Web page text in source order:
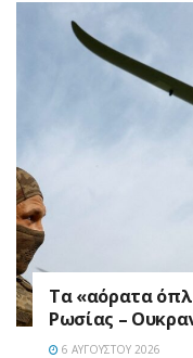
Τα «αόρατα
Ρωσίας –
6 ΑΥΓΟΎΣΤΟΥ 2026